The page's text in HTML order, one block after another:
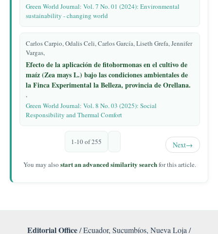
Green World Journal: Vol. 7 No. 01 (2024): Environmental
sustainability - changing world
Carlos Carpio, Odalis Celi, Carlos García, Liseth Grefa, Jennifer
Vargas,
Efecto de la aplicación de fitohormonas en el cultivo de
maíz (Zea mays L.) bajo las condiciones ambientales de
la Finca Experimental la Belleza, provincia de Orellana.
,
Green World Journal: Vol. 8 No. 03 (2025): Social
Responsibility and Thermal Comfort
1-10 of 255 Next→
You may also start an advanced similarity searchfor this article.
Editorial Office/ Ecuador, Sucumbíos, Nueva Loja /